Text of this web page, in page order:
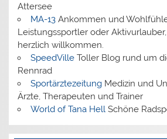
Attersee
MA-13Ankommen und
Leistungssportler oder
herzlich willkommen.
SpeedVilleToller Blog rund um
Rennrad
SportärztezeitungMedizin und
Ärzte, Therapeuten und Trainer
World of Tana HellSchöne